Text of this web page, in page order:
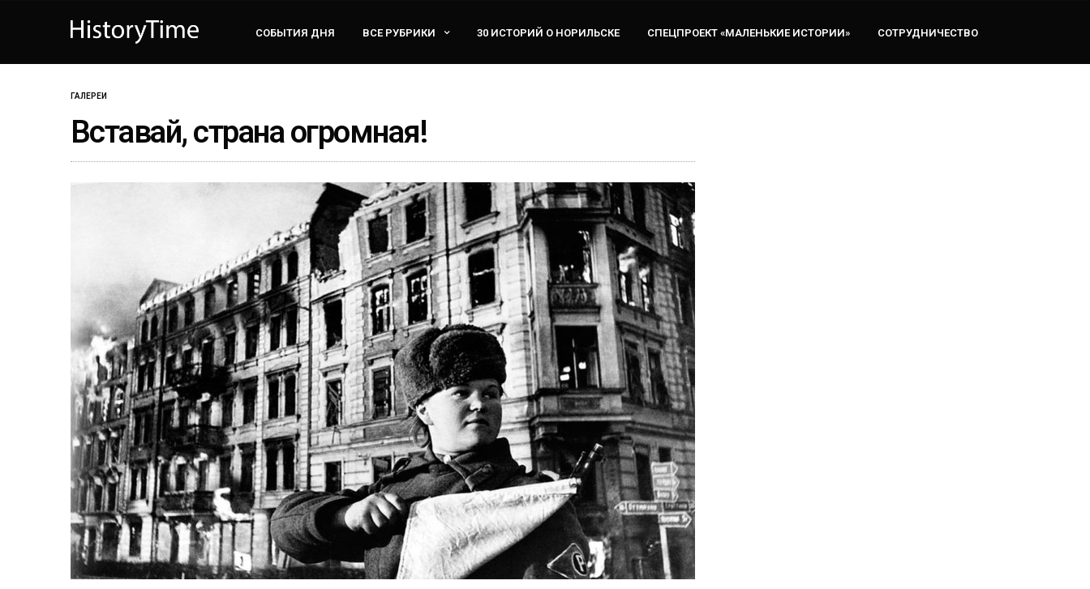
СОБЫТИЯ ДНЯ ВСЕ РУБРИКИ 30 ИСТОРИЙ О НОРИЛЬСКЕ СПЕЦПРОЕКТ «МАЛЕНЬКИЕ ИСТОРИИ» СОТРУДНИЧЕСТВО
ГАЛЕРЕИ
Вставай, страна огромная!